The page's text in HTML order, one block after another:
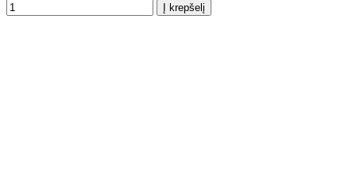
Į krepšelį